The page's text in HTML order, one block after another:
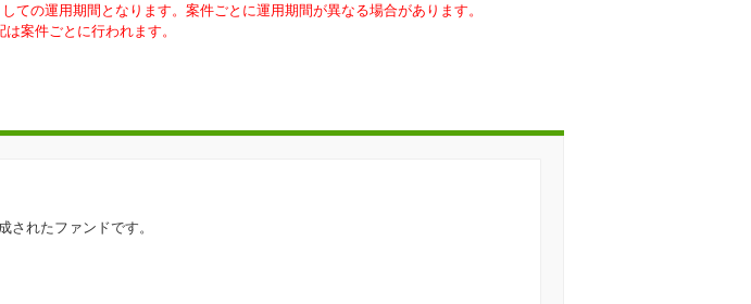
ての運用期間となります。案件ごとに運用期間が異なる場合があります。
は案件ごとに行われます。
されたファンドです。